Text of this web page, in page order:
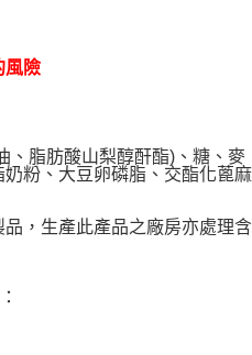
風險
、脂肪酸山梨醇酐酯)、糖、麥
粉、大豆卵磷脂、交酯化蓖麻
，生產此產品之廠房亦處理含